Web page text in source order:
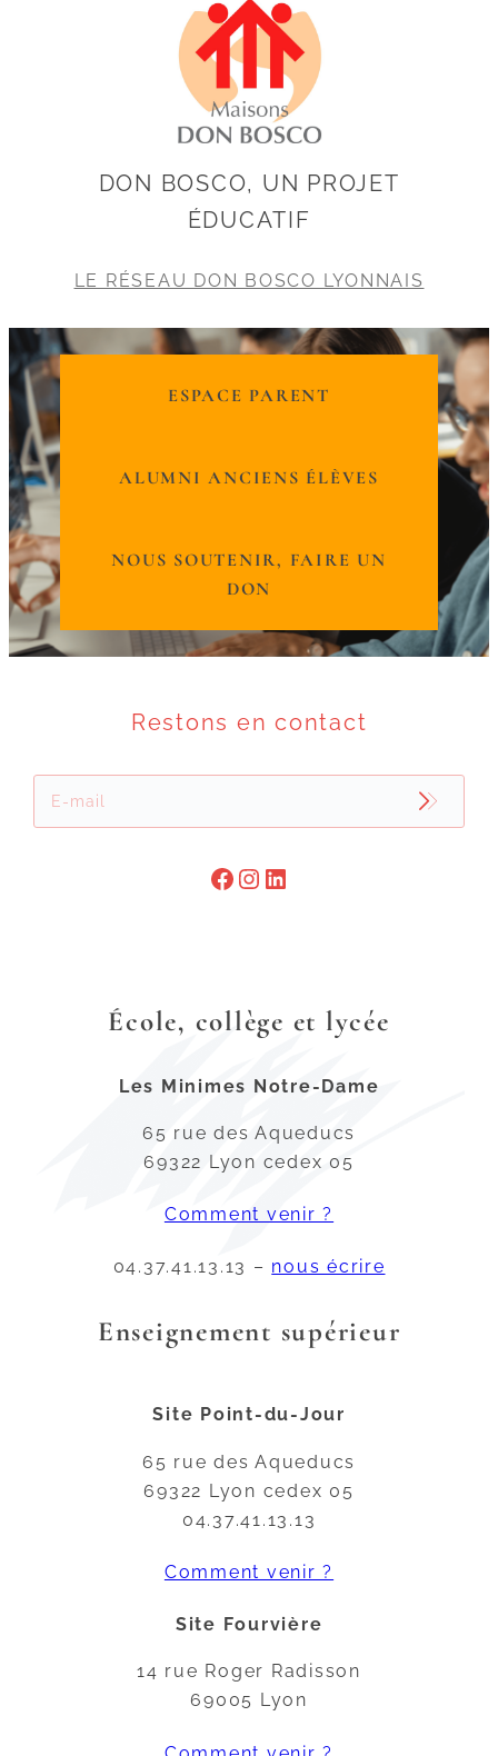
DON BOSCO, UN PROJET
ÉDUCATIF
LE RÉSEAU DON BOSCO LYONNAIS
ESPACE PARENT
ALUMNI ANCIENS ÉLÈVES
NOUS SOUTENIR, FAIRE UN
DON
Restons en contact

École, collège et lycée
Les Minimes Notre-Dame
65 rue des Aqueducs
69322 Lyon cedex 05
Comment venir ?
04.37.41.13.13 – nous écrire
Enseignement supérieur
Site Point-du-Jour
65 rue des Aqueducs
69322 Lyon cedex 05
04.37.41.13.13
Comment venir ?
Site Fourvière
14 rue Roger Radisson
69005 Lyon